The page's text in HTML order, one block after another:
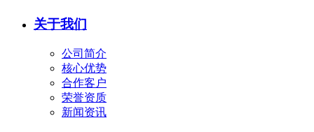
关于我们
公司简介
核心优势
合作客户
​荣誉资质
新闻资讯